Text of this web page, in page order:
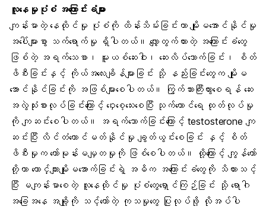
လူနေမှုပုံစံ အကြောင်းခံများ
ကျန်းမာတဲ့ နေထိုင်မှု ပုံစံကို ထိန်းသိမ်းခြင်းဟာ မျိုးမအောင်နိုင်မှု
အပေါ်များစွာ သက်ရောက်မှု ရှိပါတယ်။ လျှော့တွက်ထားတဲ့ အကြောင်းခံတွေ
ဖြစ်တဲ့ အရက်သေစာ၊ မူးယစ်ဆေးဝါး၊ ဆေးလိပ်သောက်ခြင်း၊ စိတ်
ဖိစီးခြင်းနှင့် ကိုယ်အလေးချိန်များခြင်း သို့ နည်းခြင်းတွေက မျိုးမ
အောင်နိုင်ခြင်းကို အဖြစ်များစေပါတယ်။ ကြွက်သားကြီးထွားစေရန် ဆေး
အလွဲသုံးစားလုပ်ခြင်းကြောင့် ဝှေးစေ့သေးစေပြီး သုက်ကောင်ရေ ထုတ်လုပ်မှု
ကို ကျဆင်းစေပါတယ်။ အရက်သောက်ခြင်းကြောင့် testosterone ကျ
ဆင်းပြီး လိင်တံထောင်မတ်နိုင်မှု ချွတ်ယွင်းစေခြင်း နှင့် စိတ်
ဖိစီးမှုက ဟော်မုန်းမမျှတမှုကို ဖြစ်စေပါတယ်။ ထို့ကြောင့် ကျွန်တော်
တို့ဟာ ယောင်္ကျားမျိုးမအောက်ခြင်းရဲ့ အဓိက အကြောင်းခံတွေကို သိထားသင့်
ပြီး မကျန်းမာစေတဲ့ လူနေထိုင်မှု ပုံစံတွေရှောင်ကြဉ်ခြင်း သို့ ရောဂါ
အခြေအနေ အချို့ကို သင့်တော်တဲ့ ကုသမှုတွေ ပြုလုပ်ဖို့ လိုအပ်ပါ